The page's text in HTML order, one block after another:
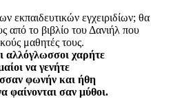
εκπαιδευτικών εγχειριδίων; θα
από το βιβλίο του Δανιήλ που
μαθητές τους.
αλλόγλωσσοι χαρήτε
να γενήτε
φωνήν και ήθη
φαίνονται σαν μύθοι.